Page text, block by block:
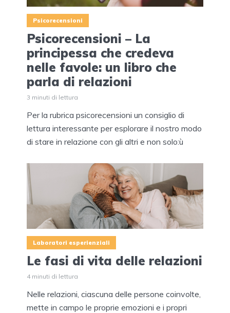
Psicorecensioni
Psicorecensioni – La
principessa che credeva
nelle favole: un libro che
parla di relazioni
3 minuti di lettura
Per la rubrica psicorecensioni un consiglio di
lettura interessante per esplorare il nostro modo
di stare in relazione con gli altri e non solo:ù
Laboratori esperienziali
Le fasi di vita delle relazioni
4 minuti di lettura
Nelle relazioni, ciascuna delle persone coinvolte,
mette in campo le proprie emozioni e i propri